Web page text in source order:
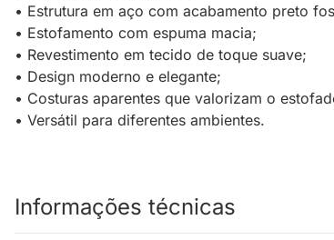
• Estrutura em aço com acabamento preto
• Estofamento com espuma macia;
• Revestimento em tecido de toque suave;
• Design moderno e elegante;
• Costuras aparentes que valorizam o
• Versátil para diferentes ambientes.
Informações técnicas